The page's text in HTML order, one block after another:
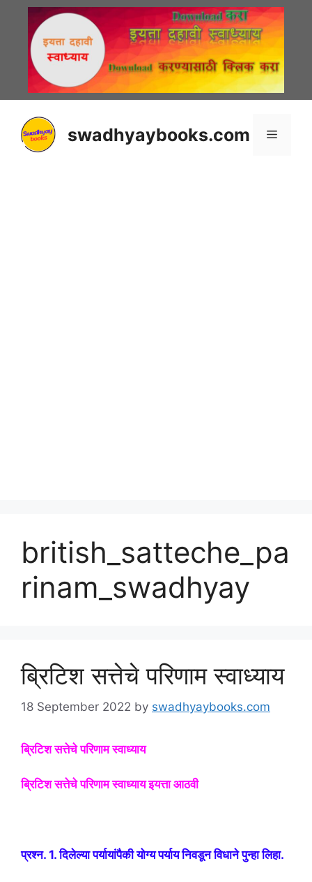
content
swadhyaybooks.com Menu
british_satteche_pa
rinam_swadhyay
ब्रिटिश सत्तेचे परिणाम स्वाध्याय
18 September 2022 by swadhyaybooks.com
ब्रिटिश सत्तेचे परिणाम स्वाध्याय
ब्रिटिश सत्तेचे परिणाम स्वाध्याय इयत्ता आठवी
प्रश्न. 1. दिलेल्या पर्यायांपैकी योग्य पर्याय निवडून विधाने पुन्हा लिहा.